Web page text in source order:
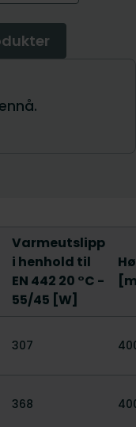
Varmeutslipp
i henhold til
EN 442 20 °C -
55/45 [W]
307
368